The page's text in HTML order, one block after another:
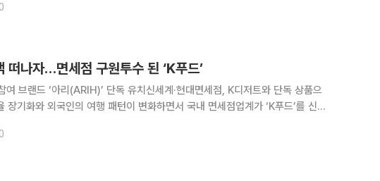
운영지원센터로 선정돼 기업
떠나자…면세점 구원투수 된 ‘K푸드’
브랜드 ‘아리(ARIH)’ 단독 유치신세계·현대면세점, K디저트와 단독 상품으
데 면세점들은 고급 한과, 디저트, 토스